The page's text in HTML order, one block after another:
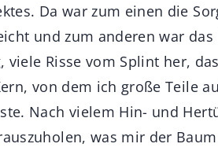
Da war zum einen die
und zum anderen war das
Risse vom Splint her,
von dem ich große Teile
Nach vielem Hin- und
was mir der